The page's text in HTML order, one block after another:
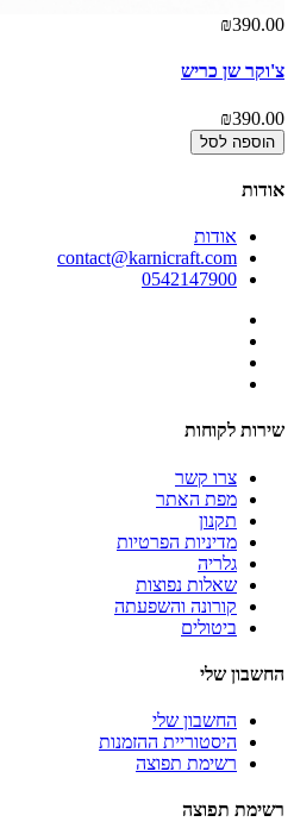
₪390.00
צ'וקר שן כריש
₪390.00
הוספה לסל
אודות
אודות
contact@karnicraft.com
0542147900
שירות לקוחות
צרו קשר
מפת האתר
תקנון
מדיניות הפרטיות
גלריה
שאלות נפוצות
קורונה והשפעתה
ביטולים
החשבון שלי
החשבון שלי
היסטוריית ההזמנות
רשימת תפוצה
רשימת תפוצה